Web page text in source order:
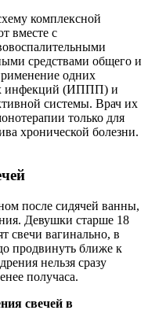
комплексной
вместе с
средствами общего и
одних
инфекций (ИППП) и
системы. Врач их
только для
хронической болезни.
после сидячей ванны,
Девушки старше 18
свечи вагинально, в
продвинуть ближе к
нельзя сразу
получаса.
свечей в